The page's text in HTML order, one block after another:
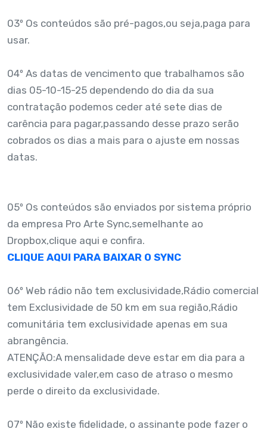
03º Os conteúdos são pré-pagos,ou seja,paga para
usar.
04º As datas de vencimento que trabalhamos são
dias 05-10-15-25 dependendo do dia da sua
contratação podemos ceder até sete dias de
carência para pagar,passando desse prazo serão
cobrados os dias a mais para o ajuste em nossas
datas.
05º Os conteúdos são enviados por sistema próprio
da empresa Pro Arte Sync,semelhante ao
Dropbox,clique aqui e confira.
CLIQUE AQUI PARA BAIXAR O SYNC
06º Web rádio não tem exclusividade,Rádio comercial
tem Exclusividade de 50 km em sua região,Rádio
comunitária tem exclusividade apenas em sua
abrangência.
ATENÇÃO:A mensalidade deve estar em dia para a
exclusividade valer,em caso de atraso o mesmo
perde o direito da exclusividade.
07º Não existe fidelidade, o assinante pode fazer o